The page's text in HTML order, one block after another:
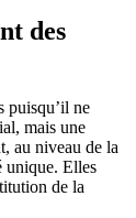
des
puisqu’il ne
mais une
au niveau de la
unique. Elles
de la